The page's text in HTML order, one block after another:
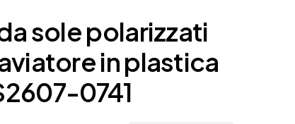
sole polarizzati
in plastica
0741